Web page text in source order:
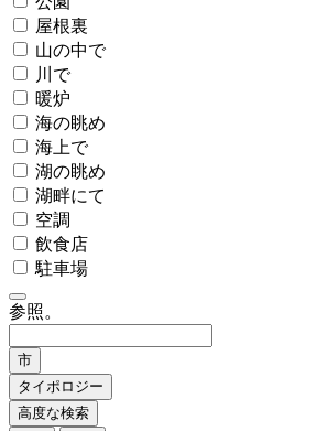
屋根裏
山の中で
川で
暖炉
海の眺め
海上で
湖の眺め
湖畔にて
空調
飲食店
駐車場
参照。
市
タイポロジー
高度な検索